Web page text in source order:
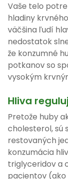
Vaše telo
hladiny
väčšina ľudí
nedostatok
že konzumné
potkanov so
vysokým
Hliva
Pretože huby
cholesterol, sú
restovaných
konzumácia
triglyceridov a
pacientov (ako